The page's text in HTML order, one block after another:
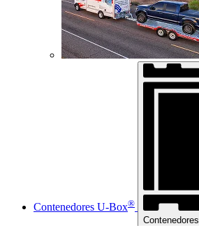
Contenedores U-Box®
Contenedores